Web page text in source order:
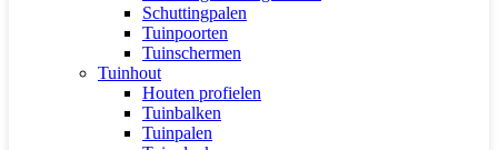
Schuttingpalen
Tuinpoorten
Tuinschermen
Tuinhout
Houten profielen
Tuinbalken
Tuinpalen